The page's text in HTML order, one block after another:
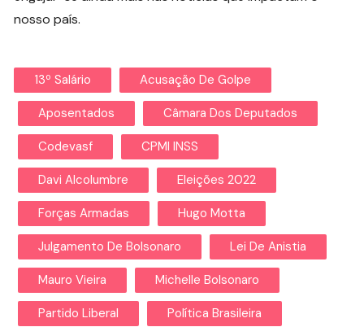
nosso país.
13º Salário Acusação De Golpe
Aposentados Câmara Dos Deputados
Codevasf CPMI INSS
Davi Alcolumbre Eleições 2022
Forças Armadas Hugo Motta
Julgamento De Bolsonaro Lei De Anistia
Mauro Vieira Michelle Bolsonaro
Partido Liberal Política Brasileira